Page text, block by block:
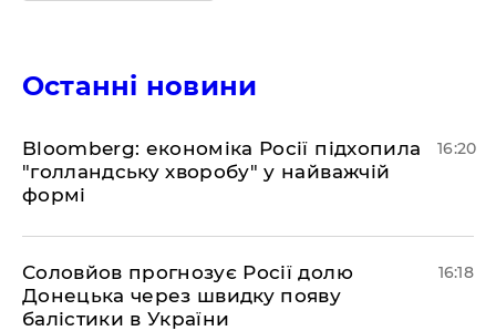
Останні новини
Bloomberg: економіка Росії підхопила
"голландську хворобу" у найважчій
формі
16:20
Соловйов прогнозує Росії долю
Донецька через швидку появу
балістики в України
16:18